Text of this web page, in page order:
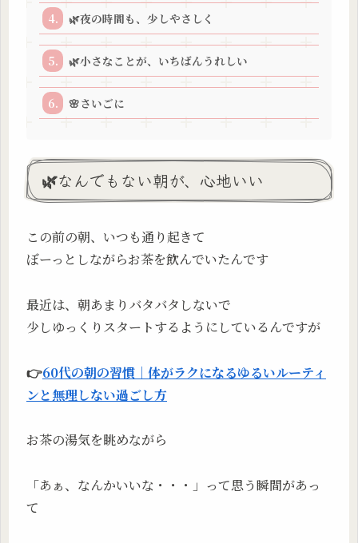
🌿夜の時間も、少しやさしく
🌿小さなことが、いちばんうれしい
🌸さいごに
🌿なんでもない朝が、心地いい
この前の朝、いつも通り起きて
ぼーっとしながらお茶を飲んでいたんです
最近は、朝あまりバタバタしないで
少しゆっくりスタートするようにしているんですが
👉60代の朝の習慣｜体がラクになるゆるいルーティ
ンと無理しない過ごし方
お茶の湯気を眺めながら
「あぁ、なんかいいな・・・」って思う瞬間があっ
て